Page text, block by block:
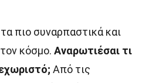
πιο συναρπαστικά και
κόσμο. Αναρωτιέσαι τι
Από τις